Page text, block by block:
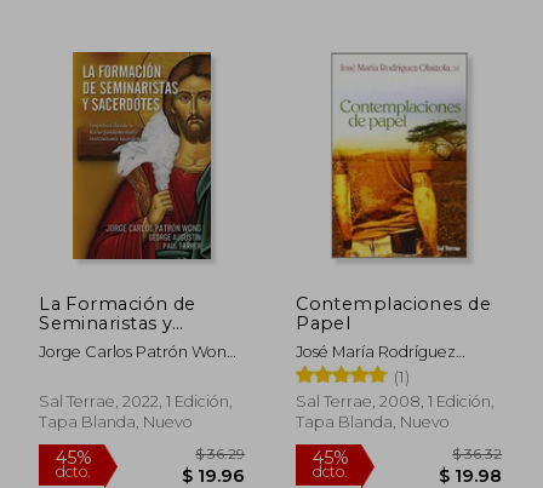
$ 32.63
45%
dcto.
La Formación de
Seminaristas y
Sacerdotes: Impulsos
Desde la Ratio
Institutionis
Sacerdotalis: 176
Jorge Carlos Patrón Wong
Ferrer
Sal Terrae, 2022, 1 Edición,
Tapa Blanda, Nuevo
Contemplaciones de
Papel
José María Rodríguez
Olaizola
(1)
Sal Terrae, 2008, 1 Edición,
Tapa Blanda, Nuevo